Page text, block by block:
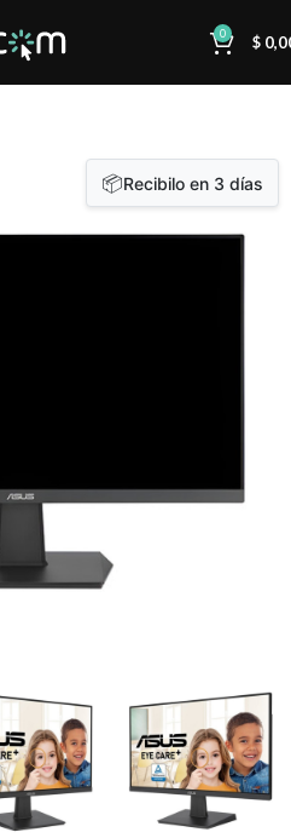
0 $
📦Recibilo en 3 días